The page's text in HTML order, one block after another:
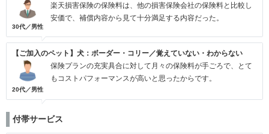
30代／男性
楽天損害保険の保険料は、他の損害保険会社の保険料と比較し
安価で、補償内容から見て十分満足する内容だった。
【ご加入のペット】犬：ボーダー・コリー／覚えていない・わからない
20代／男性
保険プランの充実具合に対して月々の保険料が手ごろで、とて
もコストパフォーマンスが高いと思ったからです。
付帯サービス